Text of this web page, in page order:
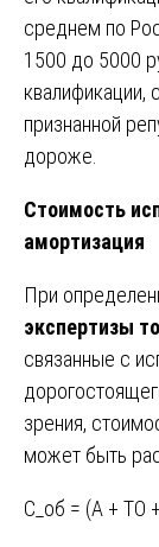
среднем по
1500 до 5000
признанной
дороже.
Стоимость
амортизация
При
экспертизы
связанные с
зрения,
может быть
С_об = (А + ТО